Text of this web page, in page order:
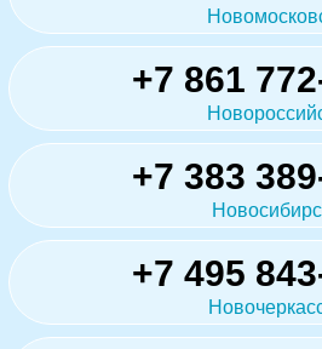
+7 861
+7 383
+7 495